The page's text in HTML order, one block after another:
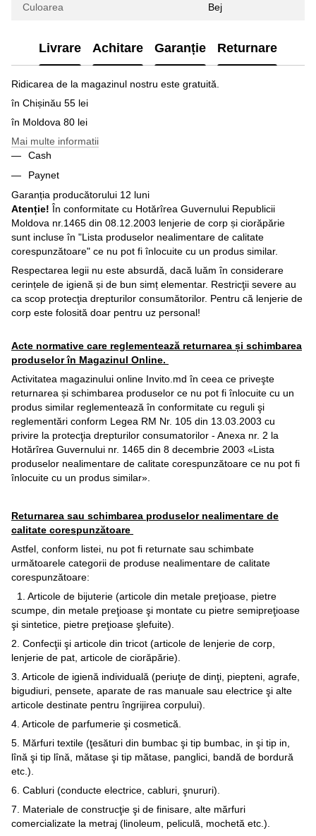
Culoarea Bej
Livrare Achitare Garanție Returnare
Ridicarea de la magazinul nostru este gratuită.
în Chișinău 55 lei
în Moldova 80 lei
Mai multe informatii
Cash
Paynet
Garanția producătorului 12 luni
Atenție! În conformitate cu Hotărîrea Guvernului Republicii
Moldova nr.1465 din 08.12.2003 lenjerie de corp și ciorăpărie
sunt incluse în "Lista produselor nealimentare de calitate
corespunzătoare" ce nu pot fi înlocuite cu un produs similar.
Respectarea legii nu este absurdă, dacă luăm în considerare
cerințele de igienă și de bun simț elementar. Restricţii severe au
ca scop protecţia drepturilor consumătorilor. Pentru că lenjerie de
corp este folosită doar pentru uz personal!
Acte normative care reglementează returnarea și schimbarea
produselor în Magazinul Online.
Activitatea magazinului online Invito.md în ceea ce priveşte
returnarea și schimbarea produselor ce nu pot fi înlocuite cu un
produs similar reglementează în conformitate cu reguli şi
reglementări conform Legea RM Nr. 105 din 13.03.2003 cu
privire la protecţia drepturilor consumatorilor - Anexa nr. 2 la
Hotărîrea Guvernului nr. 1465 din 8 decembrie 2003 «Lista
produselor nealimentare de calitate corespunzătoare ce nu pot fi
înlocuite cu un produs similar».
Returnarea sau schimbarea produselor nealimentare de
calitate corespunzătoare
Astfel, conform listei, nu pot fi returnate sau schimbate
următoarele categorii de produse nealimentare de calitate
corespunzătoare:
1. Articole de bijuterie (articole din metale preţioase, pietre
scumpe, din metale preţioase şi montate cu pietre semipreţioase
şi sintetice, pietre preţioase şlefuite).
2. Confecţii şi articole din tricot (articole de lenjerie de corp,
lenjerie de pat, articole de ciorăpărie).
3. Articole de igienă individuală (periuţe de dinţi, piepteni, agrafe,
bigudiuri, pensete, aparate de ras manuale sau electrice şi alte
articole destinate pentru îngrijirea corpului).
4. Articole de parfumerie şi cosmetică.
5. Mărfuri textile (ţesături din bumbac şi tip bumbac, in şi tip in,
lînă şi tip lînă, mătase şi tip mătase, panglici, bandă de bordură
etc.).
6. Cabluri (conducte electrice, cabluri, şnururi).
7. Materiale de construcţie şi de finisare, alte mărfuri
comercializate la metraj (linoleum, peliculă, mochetă etc.).